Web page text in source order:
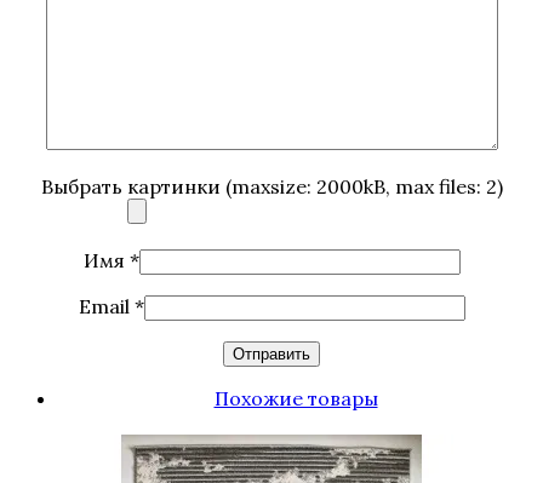
Выбрать картинки (maxsize: 2000kB, max files: 2)
Имя *
Email *
Похожие товары